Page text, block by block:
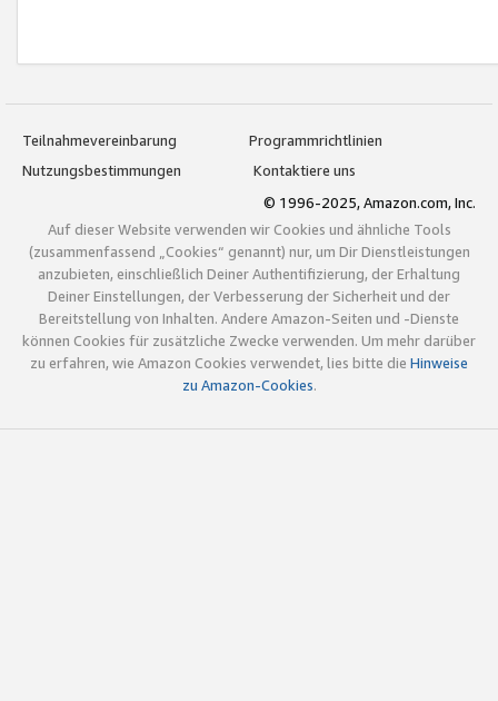
Teilnahmevereinbarung
Programmrichtlinien
Nutzungsbestimmungen
Kontaktiere uns
© 1996-2025, Amazon.com, Inc.
Auf dieser Website verwenden wir Cookies und ähnliche Tools
(zusammenfassend „Cookies“ genannt) nur, um Dir Dienstleistungen
anzubieten, einschließlich Deiner Authentifizierung, der Erhaltung
Deiner Einstellungen, der Verbesserung der Sicherheit und der
Bereitstellung von Inhalten. Andere Amazon-Seiten und -Dienste
können Cookies für zusätzliche Zwecke verwenden. Um mehr darüber
zu erfahren, wie Amazon Cookies verwendet, lies bitte die Hinweise
zu Amazon-Cookies.